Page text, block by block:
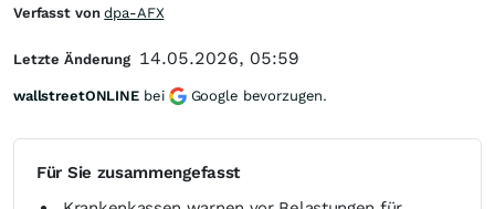
Für Sie zusammengefasst
Verfasst vondpa-AFX
Letzte Änderung 14.05.2026, 05:59
wallstreetONLINE bei Google bevorzugen.